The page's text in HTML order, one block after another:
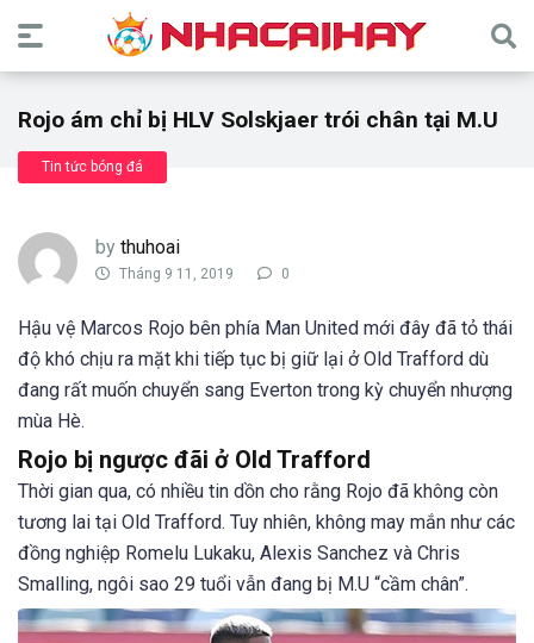
Rojo ám chỉ bị HLV Solskjaer trói chân tại M.U
Tin tức bóng đá
by thuhoai
Tháng 9 11, 2019 0
Hậu vệ Marcos Rojo bên phía Man United mới đây đã tỏ thái
độ khó chịu ra mặt khi tiếp tục bị giữ lại ở Old Trafford dù
đang rất muốn chuyển sang Everton trong kỳ chuyển nhượng
mùa Hè.
Rojo bị ngược đãi ở Old Trafford
Thời gian qua, có nhiều tin dồn cho rằng Rojo đã không còn
tương lai tại Old Trafford. Tuy nhiên, không may mắn như các
đồng nghiệp Romelu Lukaku, Alexis Sanchez và Chris
Smalling, ngôi sao 29 tuổi vẫn đang bị M.U “cầm chân”.